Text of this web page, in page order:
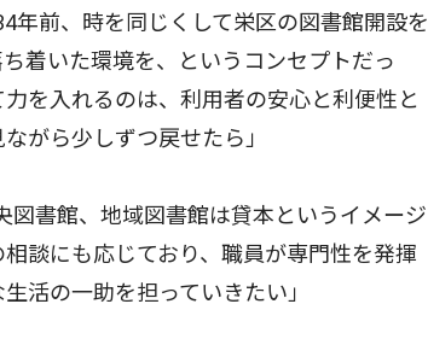
前、時を同じくして栄区の図書館開設を
着いた環境を、というコンセプトだっ
を入れるのは、利用者の安心と利便性と
がら少しずつ戻せたら」
書館、地域図書館は貸本というイメージ
談にも応じており、職員が専門性を発揮
活の一助を担っていきたい」